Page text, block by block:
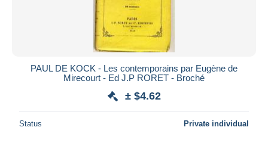
PAUL DE KOCK - Les contemporains par Eugène de
Mirecourt - Ed J.P RORET - Broché
± $4.62
Status Private individual